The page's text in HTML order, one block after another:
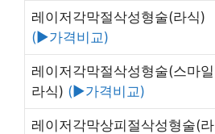
레이저각막절삭성형술(라식)
(▶가격비교)
레이저각막절삭성형술(스마일
라식) (▶가격비교)
레이저각막상피절삭성형술(라